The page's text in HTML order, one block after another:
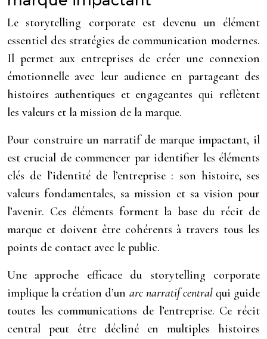
Le storytelling corporate est devenu un élément
essentiel des stratégies de communication modernes.
Il permet aux entreprises de créer une connexion
émotionnelle avec leur audience en partageant des
histoires authentiques et engageantes qui reflètent
les valeurs et la mission de la marque.
Pour construire un narratif de marque impactant, il
est crucial de commencer par identifier les éléments
clés de l’identité de l’entreprise : son histoire, ses
valeurs fondamentales, sa mission et sa vision pour
l’avenir. Ces éléments forment la base du récit de
marque et doivent être cohérents à travers tous les
points de contact avec le public.
Une approche efficace du storytelling corporate
implique la création d’un arc narratif central qui guide
toutes les communications de l’entreprise. Ce récit
central peut être décliné en multiples histoires